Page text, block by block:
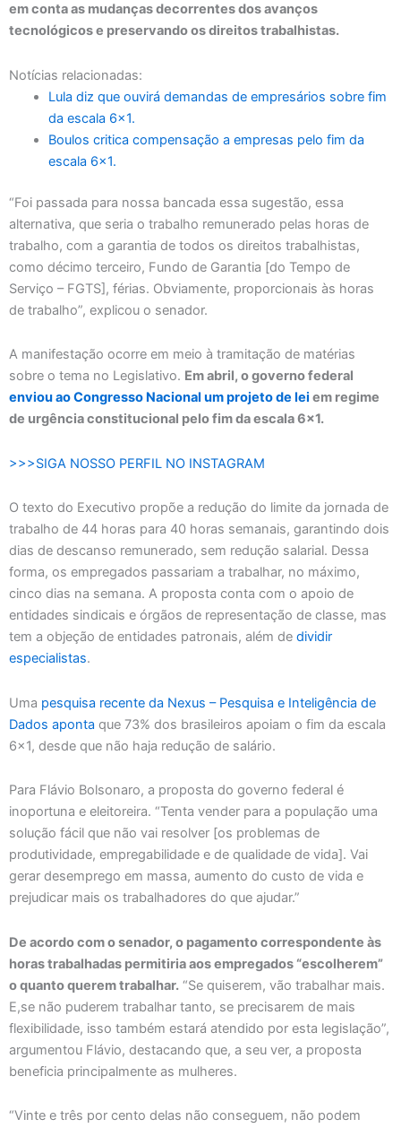
em conta as mudanças decorrentes dos avanços
tecnológicos e preservando os direitos trabalhistas.
Notícias relacionadas:
Lula diz que ouvirá demandas de empresários sobre fim
da escala 6×1.
Boulos critica compensação a empresas pelo fim da
escala 6×1.
“Foi passada para nossa bancada essa sugestão, essa
alternativa, que seria o trabalho remunerado pelas horas de
trabalho, com a garantia de todos os direitos trabalhistas,
como décimo terceiro, Fundo de Garantia [do Tempo de
Serviço – FGTS], férias. Obviamente, proporcionais às horas
de trabalho”, explicou o senador.
A manifestação ocorre em meio à tramitação de matérias
sobre o tema no Legislativo. Em abril, o governo federal
enviou ao Congresso Nacional um projeto de lei em regime
de urgência constitucional pelo fim da escala 6×1.
>>>SIGA NOSSO PERFIL NO INSTAGRAM
O texto do Executivo propõe a redução do limite da jornada de
trabalho de 44 horas para 40 horas semanais, garantindo dois
dias de descanso remunerado, sem redução salarial. Dessa
forma, os empregados passariam a trabalhar, no máximo,
cinco dias na semana. A proposta conta com o apoio de
entidades sindicais e órgãos de representação de classe, mas
tem a objeção de entidades patronais, além de dividir
especialistas.
Uma pesquisa recente da Nexus – Pesquisa e Inteligência de
Dados aponta que 73% dos brasileiros apoiam o fim da escala
6×1, desde que não haja redução de salário.
Para Flávio Bolsonaro, a proposta do governo federal é
inoportuna e eleitoreira. “Tenta vender para a população uma
solução fácil que não vai resolver [os problemas de
produtividade, empregabilidade e de qualidade de vida]. Vai
gerar desemprego em massa, aumento do custo de vida e
prejudicar mais os trabalhadores do que ajudar.”
De acordo com o senador, o pagamento correspondente às
horas trabalhadas permitiria aos empregados “escolherem”
o quanto querem trabalhar. “Se quiserem, vão trabalhar mais.
E,se não puderem trabalhar tanto, se precisarem de mais
flexibilidade, isso também estará atendido por esta legislação”,
argumentou Flávio, destacando que, a seu ver, a proposta
beneficia principalmente as mulheres.
“Vinte e três por cento delas não conseguem, não podem